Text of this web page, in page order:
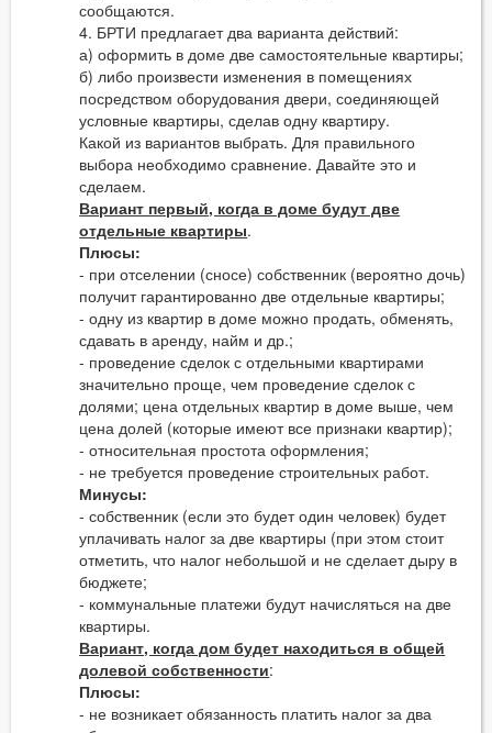
сообщаются.
4. БРТИ предлагает два варианта действий:
а) оформить в доме две самостоятельные квартиры;
б) либо произвести изменения в помещениях
посредством оборудования двери, соединяющей
условные квартиры, сделав одну квартиру.
Какой из вариантов выбрать. Для правильного
выбора необходимо сравнение. Давайте это и
сделаем.
Вариант первый, когда в доме будут две
отдельные квартиры.
Плюсы:
- при отселении (сносе) собственник (вероятно дочь)
получит гарантированно две отдельные квартиры;
- одну из квартир в доме можно продать, обменять,
сдавать в аренду, найм и др.;
- проведение сделок с отдельными квартирами
значительно проще, чем проведение сделок с
долями; цена отдельных квартир в доме выше, чем
цена долей (которые имеют все признаки квартир);
- относительная простота оформления;
- не требуется проведение строительных работ.
Минусы:
- собственник (если это будет один человек) будет
уплачивать налог за две квартиры (при этом стоит
отметить, что налог небольшой и не сделает дыру в
бюджете;
- коммунальные платежи будут начисляться на две
квартиры.
Вариант, когда дом будет находиться в общей
долевой собственности:
Плюсы:
- не возникает обязанность платить налог за два